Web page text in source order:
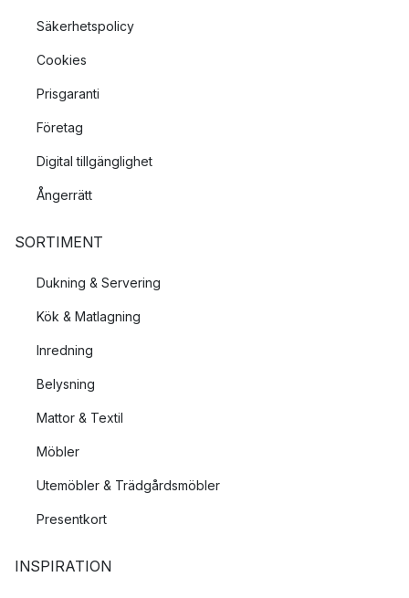
Säkerhetspolicy
Cookies
Prisgaranti
Företag
Digital tillgänglighet
Ångerrätt
SORTIMENT
Dukning & Servering
Kök & Matlagning
Inredning
Belysning
Mattor & Textil
Möbler
Utemöbler & Trädgårdsmöbler
Presentkort
INSPIRATION